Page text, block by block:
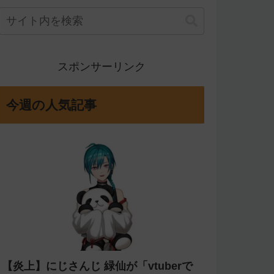
スポンサーリンク
今週の人気記事
【炎上】にじさんじ 緑仙が「vtuberで